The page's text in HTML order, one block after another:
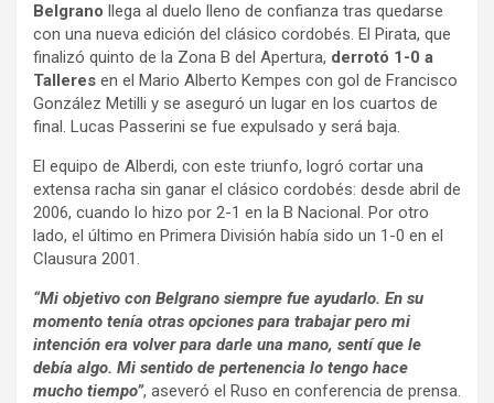
Belgrano llega al duelo lleno de confianza tras quedarse
con una nueva edición del clásico cordobés. El Pirata, que
finalizó quinto de la Zona B del Apertura, derrotó 1-0 a
Talleres en el Mario Alberto Kempes con gol de Francisco
González Metilli y se aseguró un lugar en los cuartos de
final. Lucas Passerini se fue expulsado y será baja.
El equipo de Alberdi, con este triunfo, logró cortar una
extensa racha sin ganar el clásico cordobés: desde abril de
2006, cuando lo hizo por 2-1 en la B Nacional. Por otro
lado, el último en Primera División había sido un 1-0 en el
Clausura 2001.
“Mi objetivo con Belgrano siempre fue ayudarlo. En su
momento tenía otras opciones para trabajar pero mi
intención era volver para darle una mano, sentí que le
debía algo. Mi sentido de pertenencia lo tengo hace
mucho tiempo”, aseveró el Ruso en conferencia de prensa.